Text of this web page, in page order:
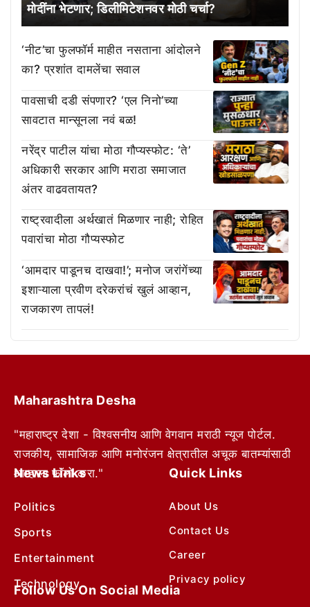
मोदींना भेटणार; डिलीमिटेशनवर मोठी चर्चा?
‘नीट’चा फुलफॉर्म माहीत नसताना आंदोलने
का? प्रशांत दामलेंचा सवाल
पावसाची दडी संपणार? ‘एल निनो’च्या
सावटात मान्सूनला नवं बळ!
नरेंद्र पाटील यांचा मोठा गौप्यस्फोट: ‘ते’
अधिकारी सरकार आणि मराठा समाजात
अंतर वाढवतायत?
राष्ट्रवादीला अर्थखातं मिळणार नाही; रोहित
पवारांचा मोठा गौप्यस्फोट
‘आमदार पाडूनच दाखवा!’; मनोज जरांगेंच्या
इशाऱ्याला प्रवीण दरेकरांचं खुलं आव्हान,
राजकारण तापलं!
Maharashtra Desha
"महाराष्ट्र देशा - विश्वसनीय आणि वेगवान मराठी न्यूज पोर्टल.
राजकीय, सामाजिक आणि मनोरंजन क्षेत्रातील अचूक बातम्यांसाठी
आम्हाला फॉलो करा."
News Links
Politics
Sports
Entertainment
Technology
Quick Links
About Us
Contact Us
Career
Privacy policy
Follow Us On Social Media